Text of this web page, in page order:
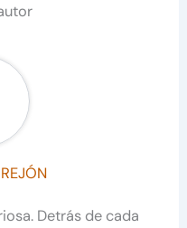
Detrás de cada